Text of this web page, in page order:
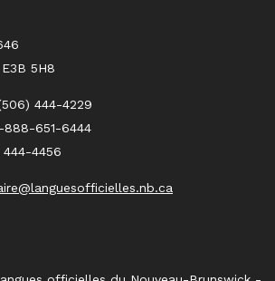
5H8
444-4229
888-651-6444
4456